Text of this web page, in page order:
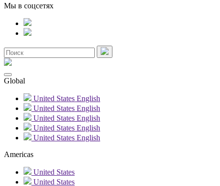
Мы в соцсетях
Global
United States English
United States English
United States English
United States English
United States English
Americas
United States
United States